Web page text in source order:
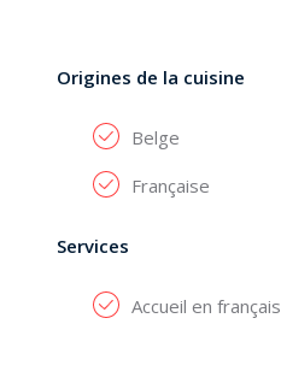
Origines de la cuisine
Belge
Française
Services
Accueil en français